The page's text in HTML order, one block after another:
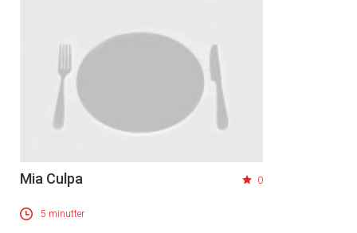
Mia Culpa 0
5 minutter